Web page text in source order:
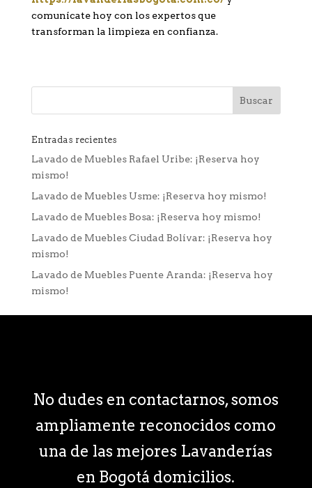
comunícate hoy con los expertos que
transforman la limpieza en confianza.
Entradas recientes
Lavado de Muebles Rafael Uribe: ¡Reserva hoy
mismo!
Lavado de Muebles Usme: ¡Reserva hoy mismo!
Lavado de Muebles Bosa: ¡Reserva hoy mismo!
Lavado de Muebles Ciudad Bolívar: ¡Reserva hoy
mismo!
Lavado de Muebles Puente Aranda: ¡Reserva hoy
mismo!
No dudes en contactarnos, somos
ampliamente reconocidos como
una de las mejores Lavanderías
en Bogotá domicilios.